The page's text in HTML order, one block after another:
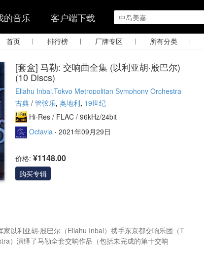
的音乐 客户端下载
首页 | 排行榜 | 厂牌专区 | 所有分类 |
[套盒] 马勒: 交响曲全集 (以利亚胡·殷巴尔)
(10 Discs)
Eliahu Inbal,Tokyo Metropolitan Symphony Orchestra
古典 / 管弦乐, 奥地利, 19世纪
Hi-Res / FLAC / 96kHz/24bit
Octavia · 2021年09月29日
价格: ¥1148.00
购买专辑
以利亚胡·殷巴尔（Eliahu Inbal）携手东京都交响乐团（T
）演绎了马勒全套交响作品（包括未完成的第十交响